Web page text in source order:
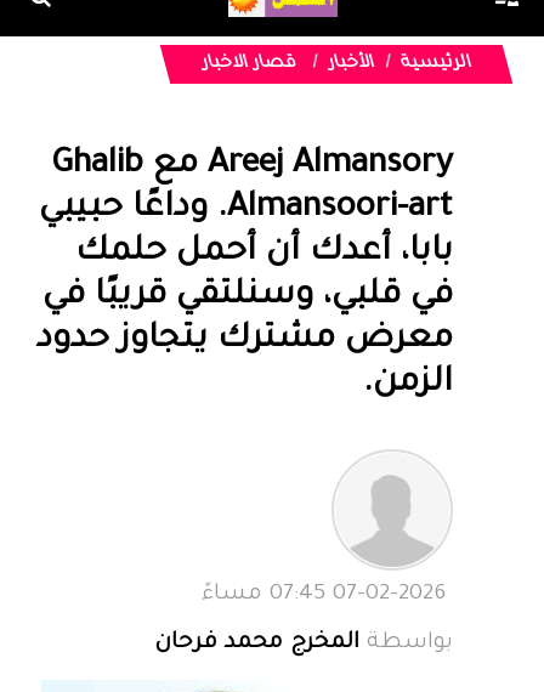
الرئيسية الأخبار قصار الاخبار
‏‎Areej Almansory‎‏ مع ‏‎Ghalib
Almansoori-art‎‏. وداعًا حبيبي
بابا، أعدك أن أحمل حلمك
في قلبي، وسنلتقي قريبًا في
معرض مشترك يتجاوز حدود
الزمن.
بواسطة المخرج محمد فرحان